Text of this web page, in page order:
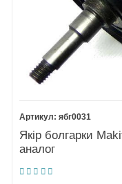
ябг0031
Якір болгарки
аналог